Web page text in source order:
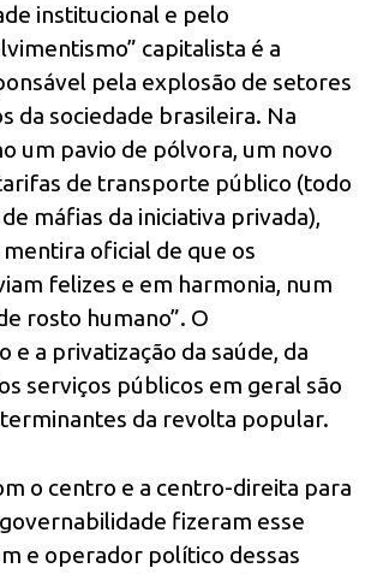
institucional e pelo
capitalista é a
pela explosão de setores
da sociedade brasileira. Na
um pavio de pólvora, um novo
de transporte público (todo
máfias da iniciativa privada),
oficial de que os
felizes e em harmonia, num
rosto humano”. O
e a privatização da saúde, da
serviços públicos em geral são
da revolta popular.
o centro e a centro-direita para
fizeram esse
e operador político dessas